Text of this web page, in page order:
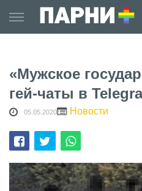
to
content
«Мужское
гей-чаты в
05.05.2020 Новости